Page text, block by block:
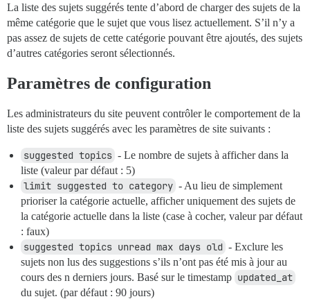
La liste des sujets suggérés tente d’abord de charger des sujets de la
même catégorie que le sujet que vous lisez actuellement. S’il n’y a
pas assez de sujets de cette catégorie pouvant être ajoutés, des sujets
d’autres catégories seront sélectionnés.
Paramètres de configuration
Les administrateurs du site peuvent contrôler le comportement de la
liste des sujets suggérés avec les paramètres de site suivants :
suggested topics - Le nombre de sujets à afficher dans la
liste (valeur par défaut : 5)
limit suggested to category - Au lieu de simplement
prioriser la catégorie actuelle, afficher uniquement des sujets de
la catégorie actuelle dans la liste (case à cocher, valeur par défaut
: faux)
suggested topics unread max days old - Exclure les
sujets non lus des suggestions s’ils n’ont pas été mis à jour au
cours des n derniers jours. Basé sur le timestamp updated_at
du sujet. (par défaut : 90 jours)